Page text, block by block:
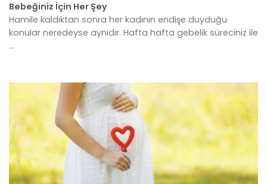
Bebeğiniz İçin Her Şey
Hamile kaldıktan sonra her kadının endişe duyduğu
konular neredeyse aynıdır. Hafta hafta gebelik süreciniz ile
...